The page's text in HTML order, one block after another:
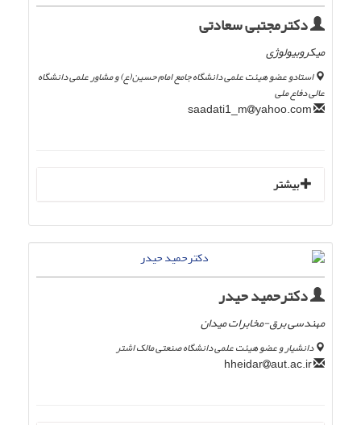
دکترمجتبی سعادتی
میکروبیولوژی
استادو عضو هیئت علمی دانشگاه جامع امام حسین(ع) و مشاور علمی دانشگاه
عالی دفاع ملی
yahoo.com
بیشتر
دکترحمید حیدر
مهندسی برق-مخابرات میدان
دانشیار و عضو هیئت علمی دانشگاه صنعتی مالک اشتر
aut.ac.ir